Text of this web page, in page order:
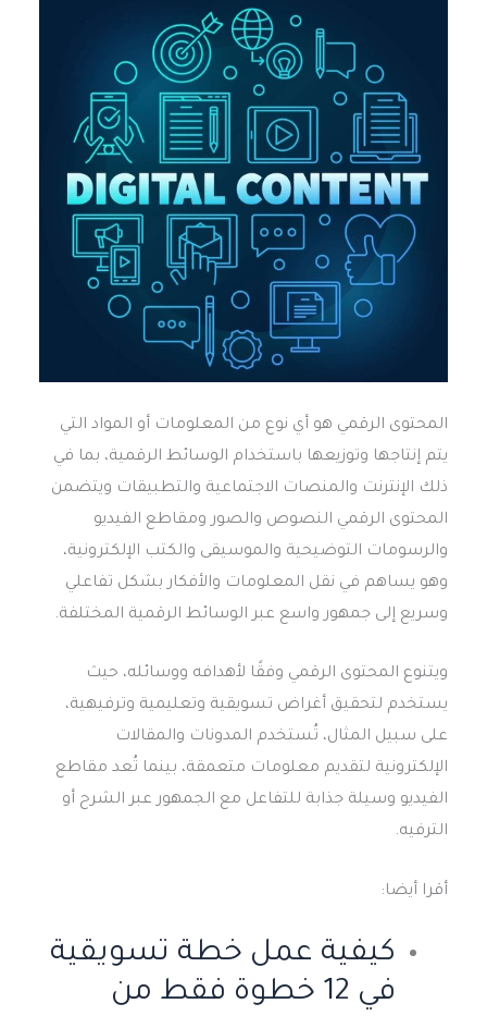
المحتوى الرقمي هو أي نوع من المعلومات أو المواد التي
يتم إنتاجها وتوزيعها باستخدام الوسائط الرقمية، بما في
ذلك الإنترنت والمنصات الاجتماعية والتطبيقات ويتضمن
المحتوى الرقمي النصوص والصور ومقاطع الفيديو
والرسومات التوضيحية والموسيقى والكتب الإلكترونية،
وهو يساهم في نقل المعلومات والأفكار بشكل تفاعلي
وسريع إلى جمهور واسع عبر الوسائط الرقمية المختلفة.
ويتنوع المحتوى الرقمي وفقًا لأهدافه ووسائله، حيث
يستخدم لتحقيق أغراض تسويقية وتعليمية وترفيهية،
على سبيل المثال، تُستخدم المدونات والمقالات
الإلكترونية لتقديم معلومات متعمقة، بينما تُعد مقاطع
الفيديو وسيلة جذابة للتفاعل مع الجمهور عبر الشرح أو
الترفيه.
أقرا أيضا:
كيفية عمل خطة تسويقية
في 12 خطوة فقط من